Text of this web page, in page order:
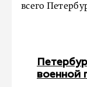
всего
военной